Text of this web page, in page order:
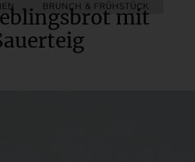
BRUNCH & FRÜHSTÜCK
mit